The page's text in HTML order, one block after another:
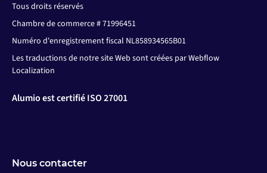
Tous droits réservés
Chambre de commerce # 71996451
Numéro d'enregistrement fiscal NL858934565B01
Les traductions de notre site Web sont créées par Webflow
Localization
Alumio est certifié ISO 27001
Nous contacter